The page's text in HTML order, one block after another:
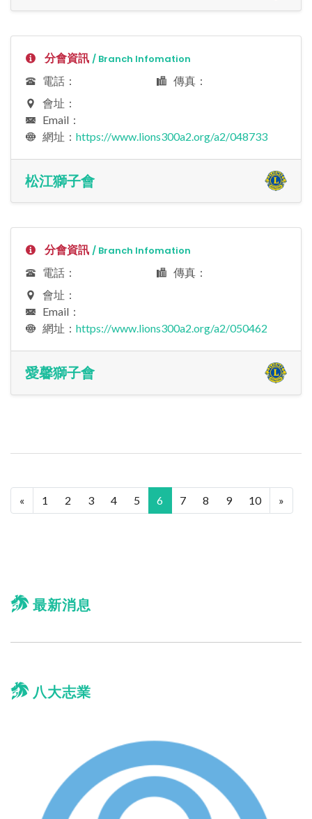
分會資訊 / Branch Infomation
電話：
傳真：
會址：
Email：
網址： https://www.lions300a2.org/a2/048733
松江獅子會
分會資訊 / Branch Infomation
電話：
傳真：
會址：
Email：
網址： https://www.lions300a2.org/a2/050462
愛馨獅子會
« 1 2 3 4 5 6 7 8 9 10 »
最新消息
八大志業